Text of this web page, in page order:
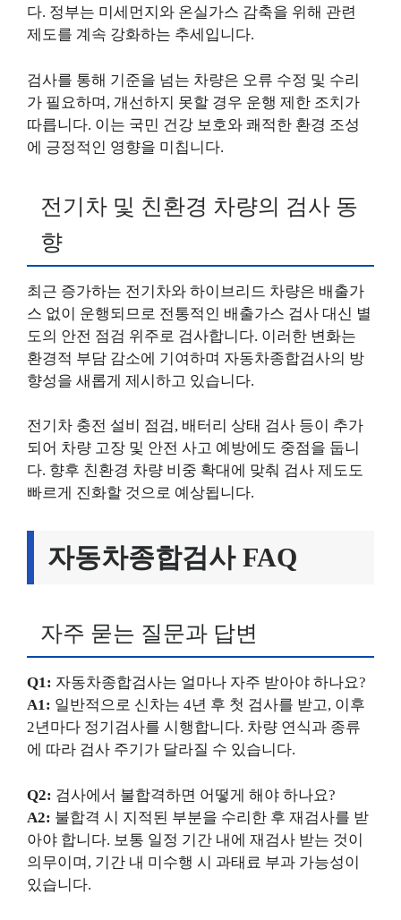
다. 정부는 미세먼지와 온실가스 감축을 위해 관련
제도를 계속 강화하는 추세입니다.
검사를 통해 기준을 넘는 차량은 오류 수정 및 수리
가 필요하며, 개선하지 못할 경우 운행 제한 조치가
따릅니다. 이는 국민 건강 보호와 쾌적한 환경 조성
에 긍정적인 영향을 미칩니다.
전기차 및 친환경 차량의 검사 동
향
최근 증가하는 전기차와 하이브리드 차량은 배출가
스 없이 운행되므로 전통적인 배출가스 검사 대신 별
도의 안전 점검 위주로 검사합니다. 이러한 변화는
환경적 부담 감소에 기여하며 자동차종합검사의 방
향성을 새롭게 제시하고 있습니다.
전기차 충전 설비 점검, 배터리 상태 검사 등이 추가
되어 차량 고장 및 안전 사고 예방에도 중점을 둡니
다. 향후 친환경 차량 비중 확대에 맞춰 검사 제도도
빠르게 진화할 것으로 예상됩니다.
자동차종합검사 FAQ
자주 묻는 질문과 답변
Q1: 자동차종합검사는 얼마나 자주 받아야 하나요?
A1: 일반적으로 신차는 4년 후 첫 검사를 받고, 이후
2년마다 정기검사를 시행합니다. 차량 연식과 종류
에 따라 검사 주기가 달라질 수 있습니다.
Q2: 검사에서 불합격하면 어떻게 해야 하나요?
A2: 불합격 시 지적된 부분을 수리한 후 재검사를 받
아야 합니다. 보통 일정 기간 내에 재검사 받는 것이
의무이며, 기간 내 미수행 시 과태료 부과 가능성이
있습니다.